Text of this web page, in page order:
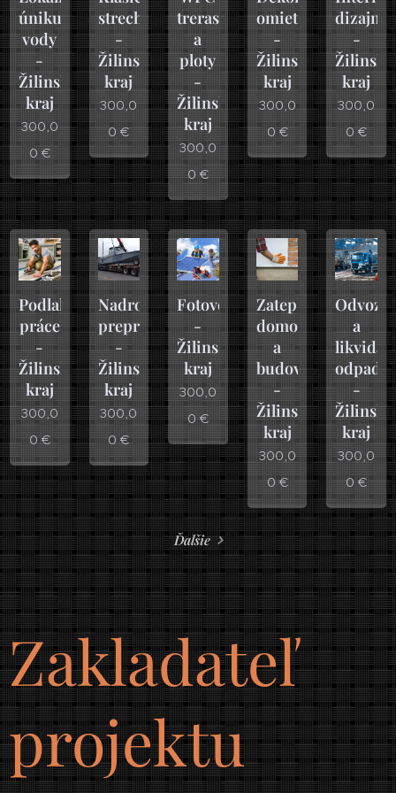
úniku
vody
-
Žilinský
kraj
300,0
0€
strechy
-
Žilinský
kraj
300,0
0 €
trerasy
a
ploty
-
Žilinský
kraj
300,0
0 €
omietky
-
Žilinský
kraj
300,0
0€
dizajn
-
Žilinský
kraj
300,0
0€
Podlahárske
práce
-
Žilinský
kraj
300,0
0€
Nadrozmerná
preprava
-
Žilinský
kraj
300,0
0€
Fotovoltika
-
Žilinský
kraj
300,0
0€
Zateplenie
domov
a
budov
-
Žilinský
kraj
300,0
0€
Odvoz
a
odpadu
-
Žilinský
kraj
300,0
0€
Ďalšie
Zakladateľ
projektu